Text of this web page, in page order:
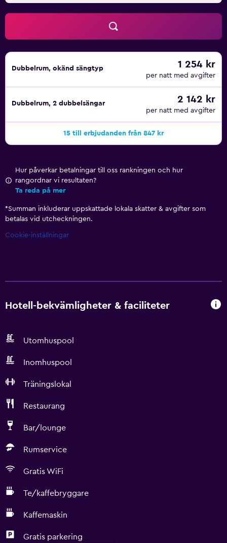
Dubbelrum, okänd sängtyp 1 254 kr
per natt med avgifter
Dubbelrum, 2 dubbelsängar 2 142 kr
per natt med avgifter
15 till erbjudanden från 847 kr
Hur påverkar betalningar till oss rankningen och hur
rangordnar vi resultaten?
Ta reda på mer
*Summan inkluderar uppskattade lokala skatter & avgifter som
betalas vid utcheckningen.
Cookie-inställningar
Hotell-bekvämligheter & faciliteter
Utomhuspool
Inomhuspool
Träningslokal
Restaurang
Bar/lounge
Rumservice
Gratis WiFi
Te/kaffebryggare
Kaffemaskin
Gratis parkering